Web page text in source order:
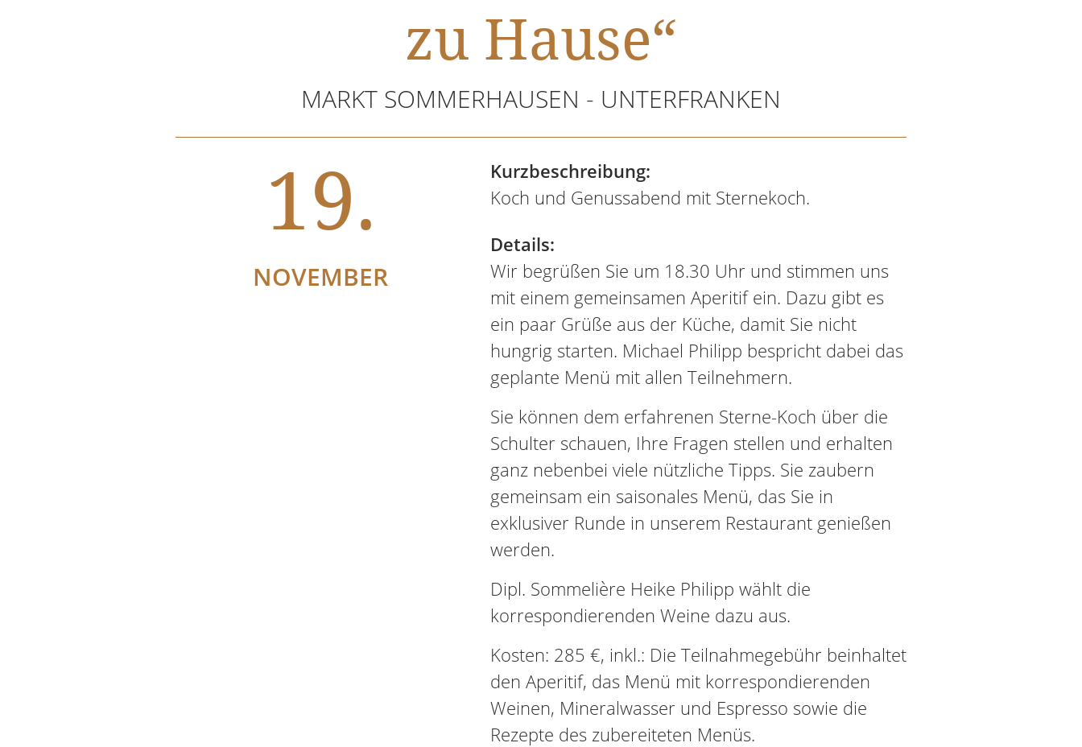
zu Hause“
MARKT SOMMERHAUSEN - UNTERFRANKEN
19.
NOVEMBER
Kurzbeschreibung:
Koch und Genussabend mit Sternekoch.
Details:
Wir begrüßen Sie um 18.30 Uhr und stimmen uns
mit einem gemeinsamen Aperitif ein. Dazu gibt es
ein paar Grüße aus der Küche, damit Sie nicht
hungrig starten. Michael Philipp bespricht dabei das
geplante Menü mit allen Teilnehmern.
Sie können dem erfahrenen Sterne-Koch über die
Schulter schauen, Ihre Fragen stellen und erhalten
ganz nebenbei viele nützliche Tipps. Sie zaubern
gemeinsam ein saisonales Menü, das Sie in
exklusiver Runde in unserem Restaurant genießen
werden.
Dipl. Sommelière Heike Philipp wählt die
korrespondierenden Weine dazu aus.
Kosten: 285 €, inkl.: Die Teilnahmegebühr beinhaltet
den Aperitif, das Menü mit korrespondierenden
Weinen, Mineralwasser und Espresso sowie die
Rezepte des zubereiteten Menüs.